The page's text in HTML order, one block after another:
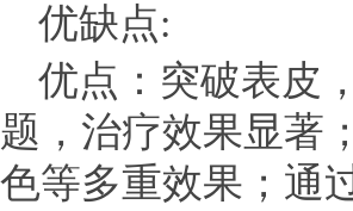
优缺点:
优点：突破表皮
题，治疗效果显著
色等多重效果；通